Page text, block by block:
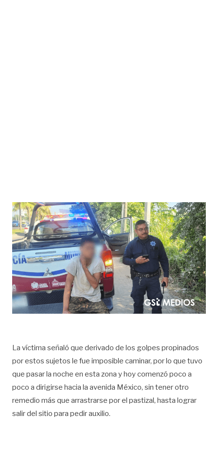
La víctima señaló que derivado de los golpes propinados
por estos sujetos le fue imposible caminar, por lo que tuvo
que pasar la noche en esta zona y hoy comenzó poco a
poco a dirigirse hacia la avenida México, sin tener otro
remedio más que arrastrarse por el pastizal, hasta lograr
salir del sitio para pedir auxilio.